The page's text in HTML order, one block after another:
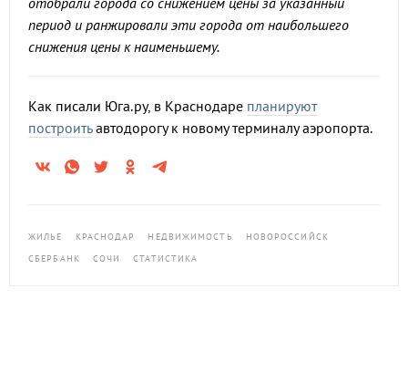
период и ранжировали эти города от наибольшего
снижения цены к наименьшему.
Как писали Юга.ру, в Краснодаре планируют
построитьавтодорогу к новому терминалу аэропорта.
ЖИЛЬЕ КРАСНОДАР НЕДВИЖИМОСТЬ
НОВОРОССИЙСК
СБЕРБАНК
СОЧИ СТАТИСТИКА